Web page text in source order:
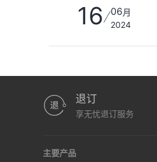
2024
06月
16
退订
享无忧退订服务
主要产品